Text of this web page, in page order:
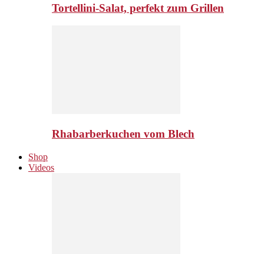
Tortellini-Salat, perfekt zum Grillen
Rhabarberkuchen vom Blech
Shop
Videos